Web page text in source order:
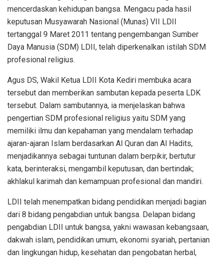
mencerdaskan kehidupan bangsa. Mengacu pada hasil
keputusan Musyawarah Nasional (Munas) VII LDII
tertanggal 9 Maret 2011 tentang pengembangan Sumber
Daya Manusia (SDM) LDII, telah diperkenalkan istilah SDM
profesional religius.
Agus DS, Wakil Ketua LDII Kota Kediri membuka acara
tersebut dan memberikan sambutan kepada peserta LDK
tersebut. Dalam sambutannya, ia menjelaskan bahwa
pengertian SDM profesional religius yaitu SDM yang
memiliki ilmu dan kepahaman yang mendalam terhadap
ajaran-ajaran Islam berdasarkan Al Quran dan Al Hadits,
menjadikannya sebagai tuntunan dalam berpikir, bertutur
kata, berinteraksi, mengambil keputusan, dan bertindak;
akhlakul karimah dan kemampuan profesional dan mandiri.
LDII telah menempatkan bidang pendidikan menjadi bagian
dari 8 bidang pengabdian untuk bangsa. Delapan bidang
pengabdian LDII untuk bangsa, yakni wawasan kebangsaan,
dakwah islam, pendidikan umum, ekonomi syariah, pertanian
dan lingkungan hidup, kesehatan dan pengobatan herbal,